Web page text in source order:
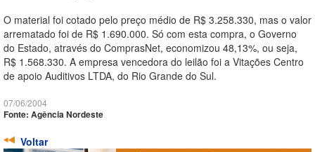
O material foi cotado pelo preço médio de R$ 3.258.330, mas o valor
arrematado foi de R$ 1.690.000. Só com esta compra, o Governo
do Estado, através do ComprasNet, economizou 48,13%, ou seja,
R$ 1.568.330. A empresa vencedora do leilão foi a Vitações Centro
de apoio Auditivos LTDA, do Rio Grande do Sul.
07/06/2004
Fonte: Agência Nordeste
Voltar